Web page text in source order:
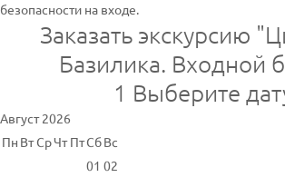
безопасности на входе.
Заказать экскурсию
Базилика. Входной
1 Выберите
Август 2026
Пн ВтСрЧт ПтСбВс
01 02